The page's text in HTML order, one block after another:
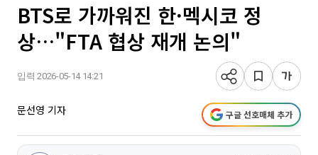
BTS로 가까워진 한·멕시코 정
상…"FTA 협상 재개 논의"
입력 2026-05-14 14:21
문선영 기자 구글 선호매체 추가